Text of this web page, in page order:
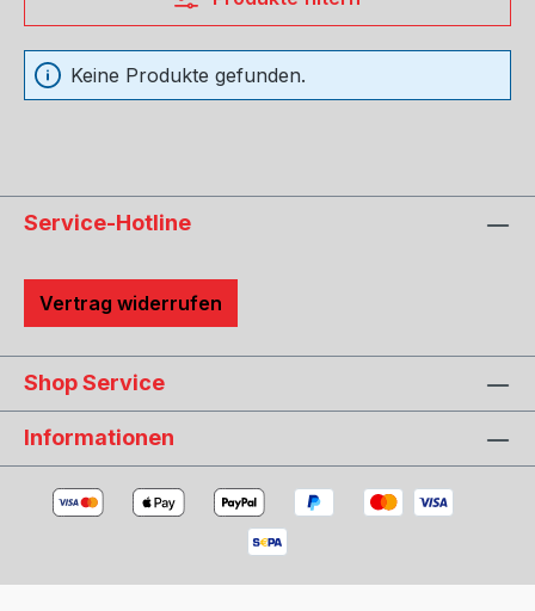
Keine Produkte gefunden.
Service-Hotline
Vertrag widerrufen
Shop Service
Informationen